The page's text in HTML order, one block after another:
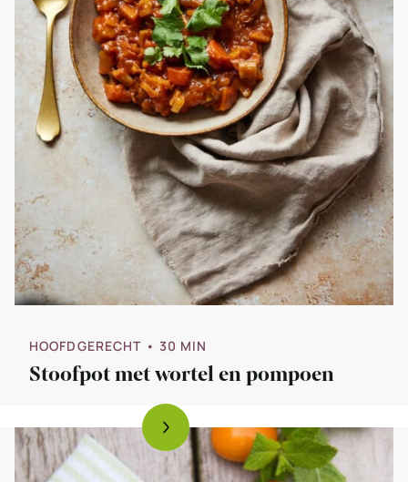
HOOFDGERECHT • 30 MIN
Stoofpot met wortel en pompoen